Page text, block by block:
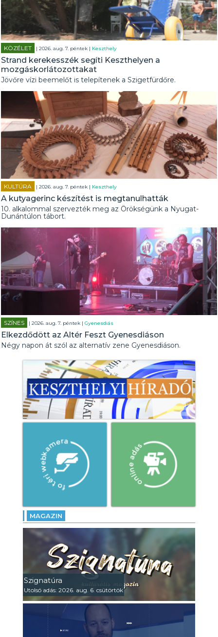
KÖZÉLET | 2026. aug. 7. péntek | Keszthely
Strand kerekesszék segíti Keszthelyen a
mozgáskorlátozottakat
Jövőre vízi beemelőt is telepítenek a Szigetfürdőre.
KULTÚRA | 2026. aug. 7. péntek | Keszthely
A kutyagerinc készítést is megtanulhatták
10. alkalommal szervezték meg az Örökségünk a Nyugat-
Dunántúlon tábort.
SZÍNES | 2026. aug. 7. péntek |Gyenesdiás
Elkezdődött az Altér Feszt Gyenesdiáson
Négy napon át szól az alternatív zene Gyenesdiáson.
MAGAZIN
Szignatúra
Utolsó adás: 2026. aug. 6. csütörtök